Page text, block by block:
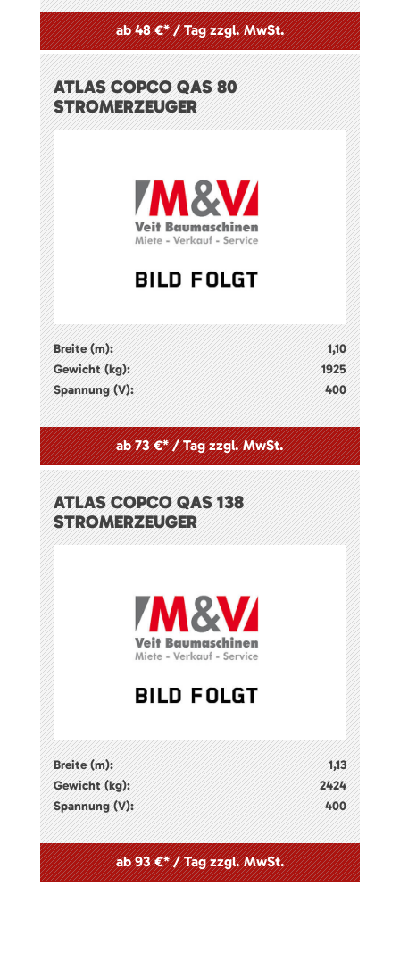
ab 48 €* / Tag zzgl. MwSt.
ATLAS COPCO QAS 80
STROMERZEUGER
Breite (m):
1,10
Gewicht (kg):
1925
Spannung (V):
400
ab 73 €* / Tag zzgl. MwSt.
ATLAS COPCO QAS 138
STROMERZEUGER
Breite (m):
1,13
Gewicht (kg):
2424
Spannung (V):
400
ab 93 €* / Tag zzgl. MwSt.